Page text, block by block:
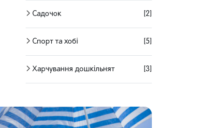
Садочок [2]
Спорт та хобі [5]
Харчування дошкільнят [3]